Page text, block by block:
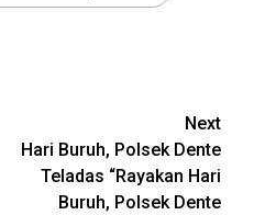
Next
Hari Buruh, Polsek Dente
Teladas “Rayakan Hari
Buruh, Polsek Dente